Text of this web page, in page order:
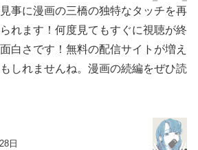
事に漫画の三橋の独特なタッチを再
れます！何度見てもすぐに視聴が終
白さです！無料の配信サイトが増え
しれませんね。漫画の続編をぜひ読
日